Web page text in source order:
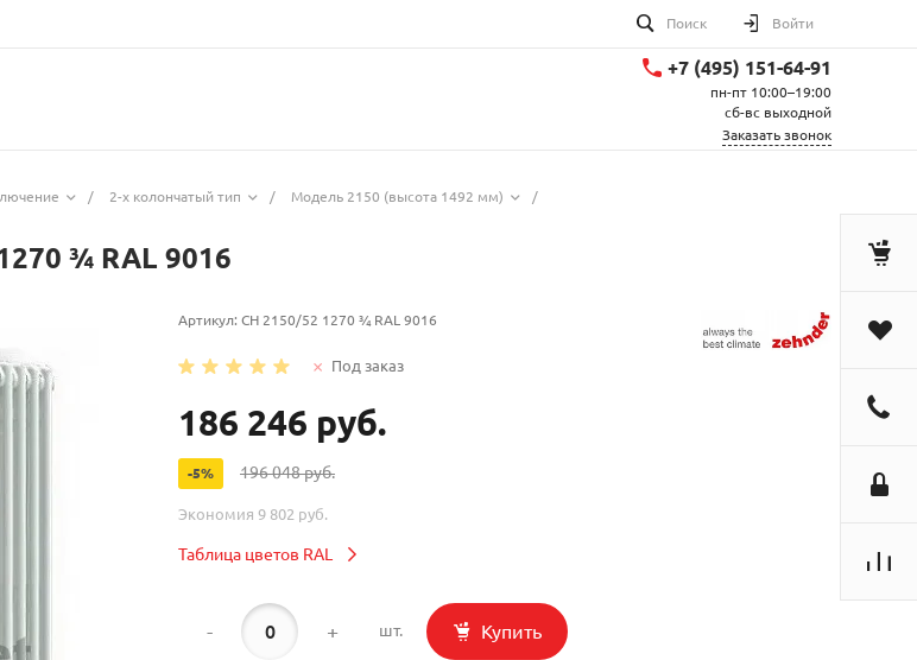
Поиск Войти
+7 (495) 151-64-91
пн-пт 10:00–19:00
сб-вс выходной
Заказать звонок
/ 2-х колончатый тип / Модель 2150 (высота 1492 мм)
/
¾ RAL 9016
Артикул: CH 2150/52 1270 ¾ RAL 9016
Под заказ
186 246 руб.
-5% 196 048 руб.
Экономия 9 802 руб.
Таблица цветов RAL
- + шт. Купить